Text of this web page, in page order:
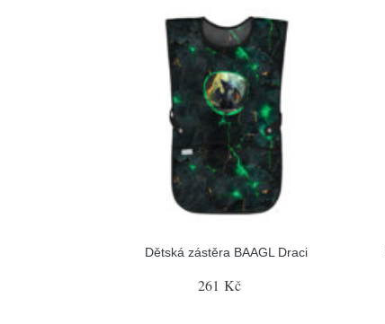
Dětská zástěra BAAGL Draci
261 Kč